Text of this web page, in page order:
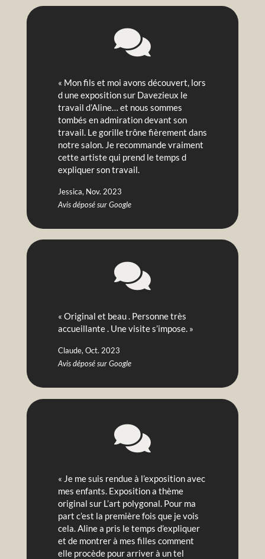

« Mon fils et moi avons découvert, lors
d une exposition sur Davezieux le
travail d’Aline… et nous sommes
tombés en admiration devant son
travail. Le gorille trône fièrement dans
notre salon. Je recommande vraiment
cette artiste qui prend le temps d
expliquer son travail.
Jessica, Nov. 2023
Avis déposé sur Google

« Original et beau . Personne très
accueillante . Une visite s’impose. »
Claude, Oct. 2023
Avis déposé sur Google

« Je me suis rendue à l’exposition avec
mes enfants. Exposition a thème
original sur L’art polygonal. Pour ma
part c’est la première fois que je vois
cela. Aline a pris le temps d’expliquer
et de montrer à mes filles comment
elle procède pour arriver à un tel